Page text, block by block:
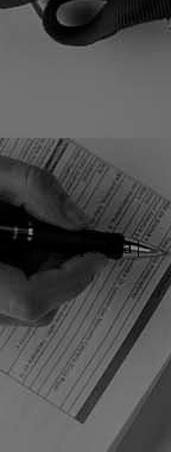
de Compostela |